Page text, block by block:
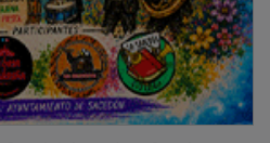
y la respuesta del público,
cree en el deporte